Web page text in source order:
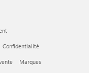
Confidentialité
Marques